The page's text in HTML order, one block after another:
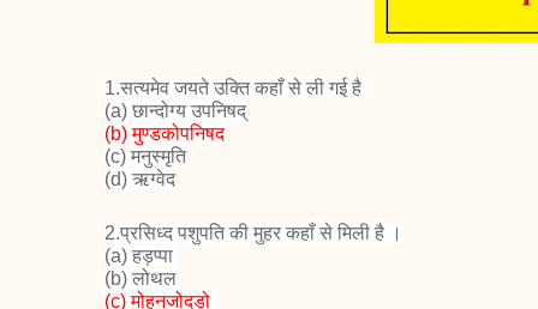
1.सत्यमेव जयते उक्ति कहाँ से ली गई है
(a) छान्दोग्य उपनिषद्
(b) मुण्डकोपनिषद
(c) मनुस्मृति
(d) ऋग्वेद
2.प्रसिध्द पशुपति की मुहर कहाँ से मिली है ।
(a) हड़प्पा
(b) लोथल
(c) मोहनजोदड़ो